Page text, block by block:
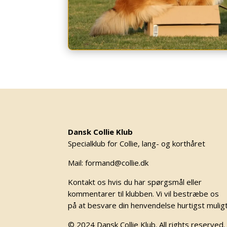
Dansk Collie Klub
Specialklub for Collie, lang- og korthåret
Mail: formand@collie.dk
Kontakt os hvis du har spørgsmål eller
kommentarer til klubben. Vi vil bestræbe os
på at besvare din henvendelse hurtigst
© 2024 Dansk Collie Klub. All rights reserved.